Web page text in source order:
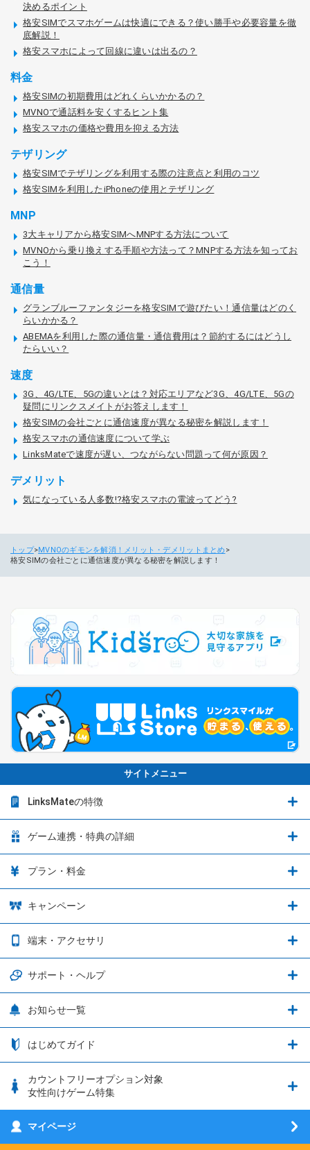
決めるポイント
格安SIMでスマホゲームは快適にできる？使い勝手や必要容量を徹
底解説！
格安スマホによって回線に違いは出るの？
料金
格安SIMの初期費用はどれくらいかかるの？
MVNOで通話料を安くするヒント集
格安スマホの価格や費用を抑える方法
テザリング
格安SIMでテザリングを利用する際の注意点と利用のコツ
格安SIMを利用したiPhoneの使用とテザリング
MNP
3大キャリアから格安SIMへMNPする方法について
MVNOから乗り換えする手順や方法って？MNPする方法を知ってお
こう！
通信量
グランブルーファンタジーを格安SIMで遊びたい！通信量はどのく
らいかかる？
ABEMAを利用した際の通信量・通信費用は？節約するにはどうし
たらいい？
速度
3G、4G/LTE、5Gの違いとは？対応エリアなど3G、4G/LTE、5Gの
疑問にリンクスメイトがお答えします！
格安SIMの会社ごとに通信速度が異なる秘密を解説します！
格安スマホの通信速度について学ぶ
LinksMateで速度が遅い、つながらない問題って何が原因？
デメリット
気になっている人多数!?格安スマホの電波ってどう?
トップ MVNOのギモンを解消！メリット・デメリットまとめ
格安SIMの会社ごとに通信速度が異なる秘密を解説します！
サイトメニュー
LinksMateの特徴
LinksMateの特徴
音声通話料金がもっとオトクに
データ通信容量繰り越し
通信エリアと通信速度状況
つながる端末保証
フィルタリングアプリ
5G回線オプションについて
ゲーム連携・特典の詳細
ゲーム連携・特典の詳細
ブレイブソード×ブレイズソウル
ウマ娘 プリティーダービー
プリンセスコネクト！Re:Dive
釣り★スタ
ウマスクについて
プラン・料金
プラン・料金
3種類のSIMタイプ
日割り計算
キャンペーン
お得なキャンペーン実施中！
OPPO端末購入キャンペーン第5弾
端末・アクセサリ
端末・アクセサリ
iPhone利用について
動作確認済み端末一覧
サポート・ヘルプ
サポート・ヘルプ
nanoSIM･microSIM･通常SIMの初期設定方法
eSIMの初期設定方法
MVNOのギモンを解消！
お知らせ一覧
お知らせ一覧
はじめてガイド
はじめてガイド
SIMサービスについて
カウントフリーオプション対象
女性向けゲーム特集
刀剣乱舞-ONLINE- Pocket
マイページ